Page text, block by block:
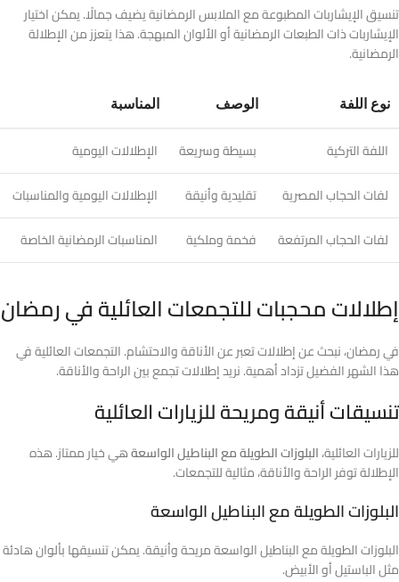
تنسيق الإيشاربات المطبوعة مع الملابس الرمضانية يضيف جمالًا. يمكن اختيار
الإيشاربات ذات الطبعات الرمضانية أو الألوان المبهجة. هذا يتعزز من الإطلالة
الرمضانية.
نوع اللفة الوصف المناسبة
اللفة التركية بسيطة وسريعة
الإطلالات اليومية
لفات الحجاب المصرية
تقليدية وأنيقة
الإطلالات اليومية والمناسبات
لفات الحجاب المرتفعة
فخمة وملكية المناسبات الرمضانية الخاصة
إطلالات محجبات للتجمعات العائلية في رمضان
في رمضان، نبحث عن إطلالات تعبر عن الأناقة والاحتشام. التجمعات العائلية في
هذا الشهر الفضيل تزداد أهمية. نريد إطلالات تجمع بين الراحة والأناقة.
تنسيقات أنيقة ومريحة للزيارات العائلية
للزيارات العائلية،البلوزات الطويلة مع البناطيل الواسعةهي خيار ممتاز. هذه
الإطلالة توفر الراحة والأناقة، مثالية للتجمعات.
البلوزات الطويلة مع البناطيل الواسعة
البلوزات الطويلة مع البناطيل الواسعة مريحة وأنيقة. يمكن تنسيقها بألوان هادئة
مثل الباستيل أو الأبيض.